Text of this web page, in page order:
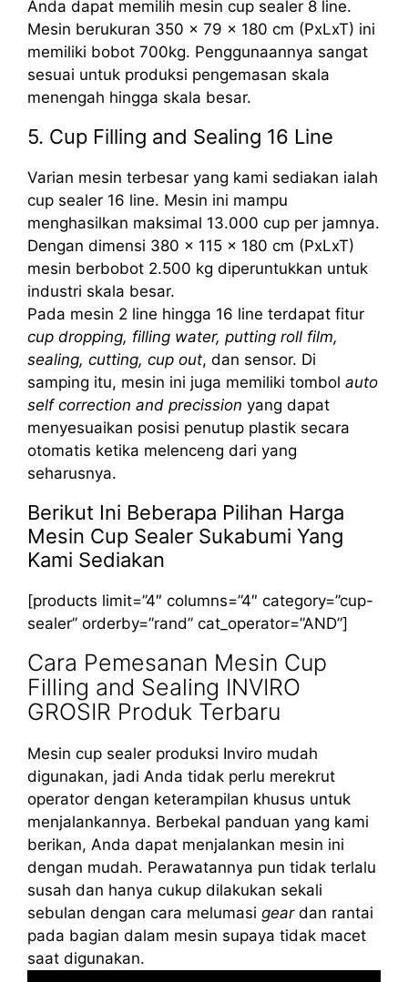
Anda dapat memilih mesin cup sealer 8 line.
Mesin berukuran 350 x 79 x 180 cm (PxLxT) ini
memiliki bobot 700kg. Penggunaannya sangat
sesuai untuk produksi pengemasan skala
menengah hingga skala besar.
5. Cup Filling and Sealing 16 Line
Varian mesin terbesar yang kami sediakan ialah
cup sealer 16 line. Mesin ini mampu
menghasilkan maksimal 13.000 cup per jamnya.
Dengan dimensi 380 x 115 x 180 cm (PxLxT)
mesin berbobot 2.500 kg diperuntukkan untuk
industri skala besar.
Pada mesin 2 line hingga 16 line terdapat fitur
cup dropping, filling water, putting roll film,
sealing, cutting, cup out, dan sensor. Di
samping itu, mesin ini juga memiliki tombol auto
self correction and precission yang dapat
menyesuaikan posisi penutup plastik secara
otomatis ketika melenceng dari yang
seharusnya.
Berikut Ini Beberapa Pilihan Harga
Mesin Cup Sealer Sukabumi Yang
Kami Sediakan
[products limit=”4″ columns=”4″ category=”cup-
sealer” orderby=”rand” cat_operator=”AND”]
Cara Pemesanan Mesin Cup
Filling and Sealing INVIRO
GROSIR Produk Terbaru
Mesin cup sealer produksi Inviro mudah
digunakan, jadi Anda tidak perlu merekrut
operator dengan keterampilan khusus untuk
menjalankannya. Berbekal panduan yang kami
berikan, Anda dapat menjalankan mesin ini
dengan mudah. Perawatannya pun tidak terlalu
susah dan hanya cukup dilakukan sekali
sebulan dengan cara melumasi geardan rantai
pada bagian dalam mesin supaya tidak macet
saat digunakan.